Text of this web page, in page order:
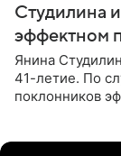
Студилина
эффектном
Янина
41-летие. По
поклонников